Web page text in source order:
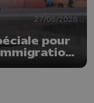
27/05/2026
pour